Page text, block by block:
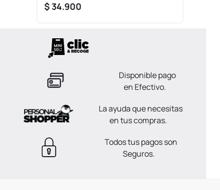
$34.900
Disponible pago
en Efectivo.
La ayuda que necesitas
en tus compras.
Todos tus pagos son
Seguros.